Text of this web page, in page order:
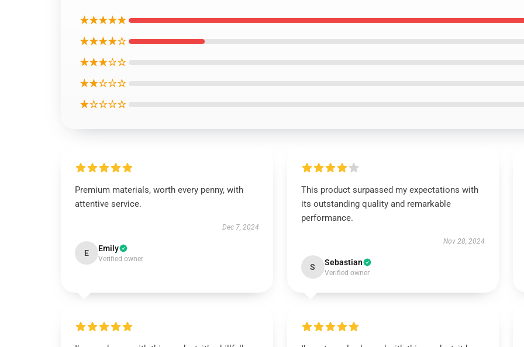
★★★★★
★★★★☆
★★★☆☆
★★☆☆☆
★☆☆☆☆
Premium materials, worth every penny, with
attentive service.
Dec 7, 2024
E Emily
Verified owner
This product surpassed my expectations with
its outstanding quality and remarkable
performance.
Nov 28, 2024
S Sebastian
Verified owner